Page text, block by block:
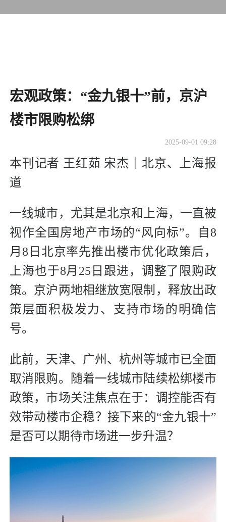
宏观政策：​“金九银十”前，京沪
楼市限购松绑
2025-09-01 09:28
本刊记者 王红茹 宋杰｜北京、上海报
道
一线城市，尤其是北京和上海，一直被
视作全国房地产市场的“风向标”。自8
月8日北京率先推出楼市优化政策后，
上海也于8月25日跟进，调整了限购政
策。京沪两地相继放宽限制，释放出政
策层面积极发力、支持市场的明确信
号。
此前，天津、广州、杭州等城市已全面
取消限购。随着一线城市陆续松绑楼市
政策，市场关注焦点在于：调控能否有
效带动楼市企稳？接下来的“金九银十”
是否可以期待市场进一步升温？